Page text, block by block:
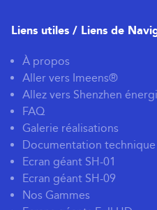
Liens utiles / Liens de
À propos
Aller vers Imeens®
Allez vers Shenzhen
FAQ
Galerie réalisations
Documentation technique
Ecran géant SH-01
Ecran géant SH-09
Nos Gammes